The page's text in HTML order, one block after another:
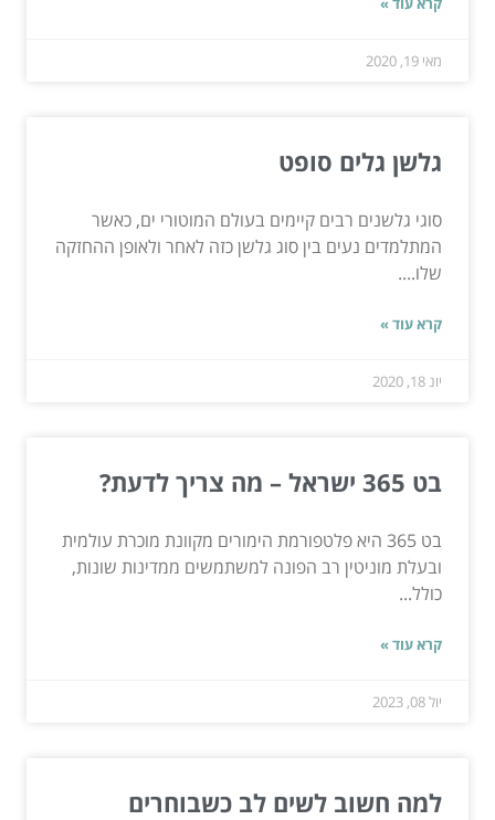
מאי 19, 2020
גלשן גלים סופט
סוגי גלשנים רבים קיימים בעולם המוטורי ים, כאשר
המתלמדים נעים בין סוג גלשן כזה לאחר ולאופן ההחזקה
שלו....
קרא עוד »
יונ 18, 2020
בט 365 ישראל – מה צריך לדעת?
בט 365 היא פלטפורמת הימורים מקוונת מוכרת עולמית
ובעלת מוניטין רב הפונה למשתמשים ממדינות שונות,
כולל...
קרא עוד »
יול 08, 2023
למה חשוב לשים לב כשבוחרים